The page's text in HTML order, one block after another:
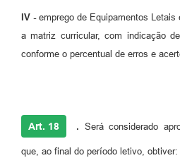
IV - emprego de Equipamentos
a matriz curricular, com indicação de
conforme o percentual de erros e
Art. 18 . Será considerado
que, ao final do período letivo, obtiver: